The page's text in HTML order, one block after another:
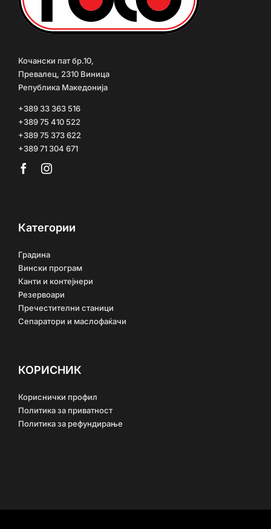
Кочански пат бр.10,
Превалец, 2310 Виница
Република Македонија
+389 33 363 516
+389 75 410 522
+389 75 373 622
+389 71 304 671
Категории
Градина
Вински програм
Канти и контејнери
Резервоари
Пречестителни станици
Сепаратори и маслофаќачи
КОРИСНИК
Кориснички профил
Политика за приватност
Политика за рефундирање